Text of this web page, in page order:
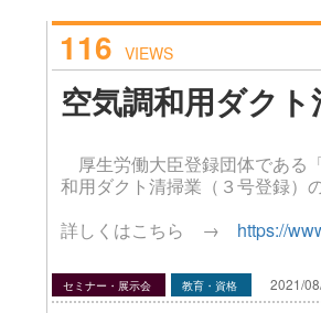
116 VIEWS
空気調和用ダク
厚生労働大臣登録団体である
和用ダクト清掃業（３号登録）
詳しくはこちら → https://
セミナー・展示会 教育・資格 2021/